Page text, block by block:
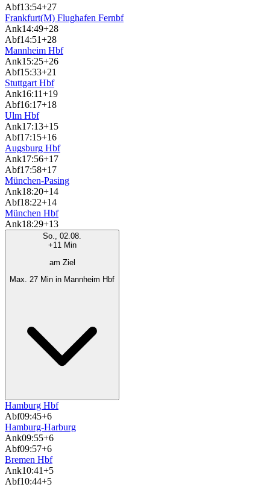
Abf13:54+27
Frankfurt(M) Flughafen Fernbf
Ank14:49+28
Abf14:51+28
Mannheim Hbf
Ank15:25+26
Abf15:33+21
Stuttgart Hbf
Ank16:11+19
Abf16:17+18
Ulm Hbf
Ank17:13+15
Abf17:15+16
Augsburg Hbf
Ank17:56+17
Abf17:58+17
München-Pasing
Ank18:20+14
Abf18:22+14
München Hbf
Ank18:29+13
So., 02.08.
+11 Min
am Ziel
Max. 27 Min in Mannheim Hbf
Hamburg Hbf
Abf09:45+6
Hamburg-Harburg
Ank09:55+6
Abf09:57+6
Bremen Hbf
Ank10:41+5
Abf10:44+5